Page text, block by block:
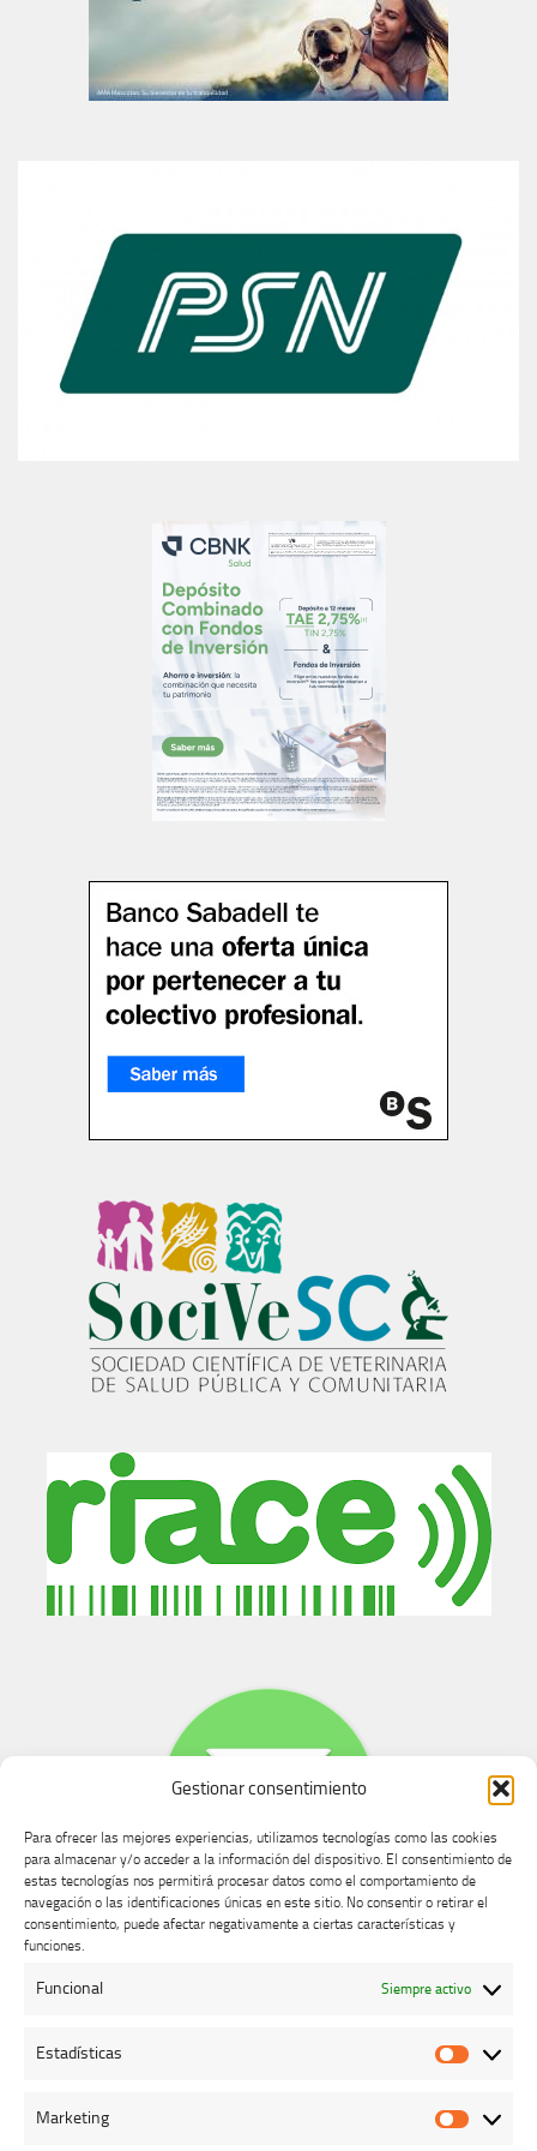
Gestionar consentimiento
Para ofrecer las mejores experiencias, utilizamos tecnologías como las cookies
para almacenar y/o acceder a la información del dispositivo. El consentimiento de
estas tecnologías nos permitirá procesar datos como el comportamiento de
navegación o las identificaciones únicas en este sitio. No consentir o retirar el
consentimiento, puede afectar negativamente a ciertas características y
funciones.
Funcional Siempre activo
Estadísticas
Marketing
Buzón de dudas, quejas y sugerencias